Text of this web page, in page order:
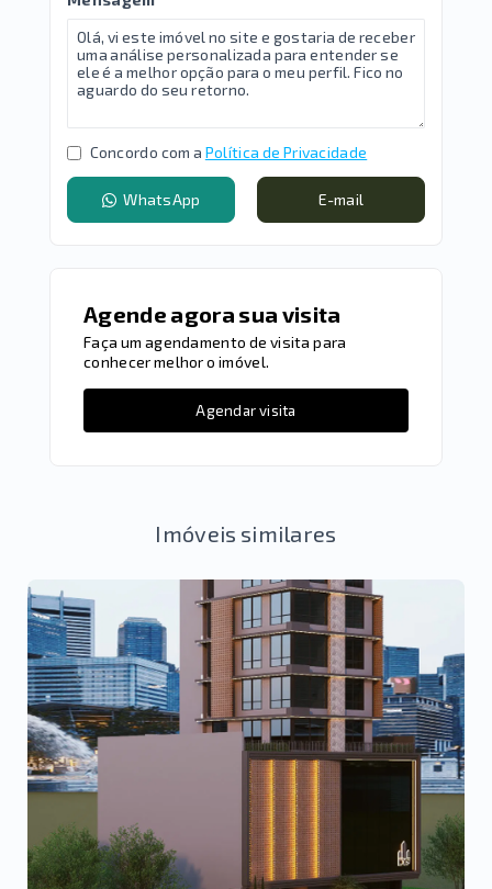
Concordo com a Política de Privacidade
WhatsApp E-mail
Agende agora sua visita
Faça um agendamento de visita para
conhecer melhor o imóvel.
Agendar visita
Imóveis similares